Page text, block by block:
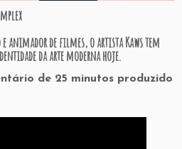
animador de filmes, o artista Kaws tem
da arte moderna hoje.
de 25 minutos produzido